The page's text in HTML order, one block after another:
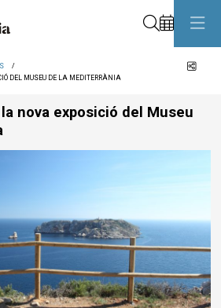
DEL MUSEU DE LA MEDITERRÀNIA
nova exposició del Museu